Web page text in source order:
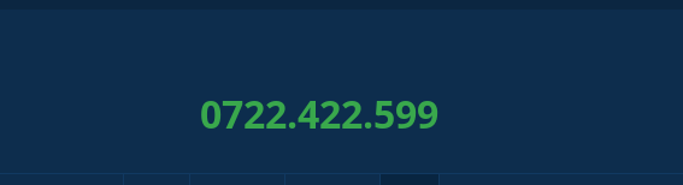
0722.422.599